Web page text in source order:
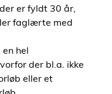
er fyldt 30 år,
faglærte med
hel
der bl.a. ikke
eller et